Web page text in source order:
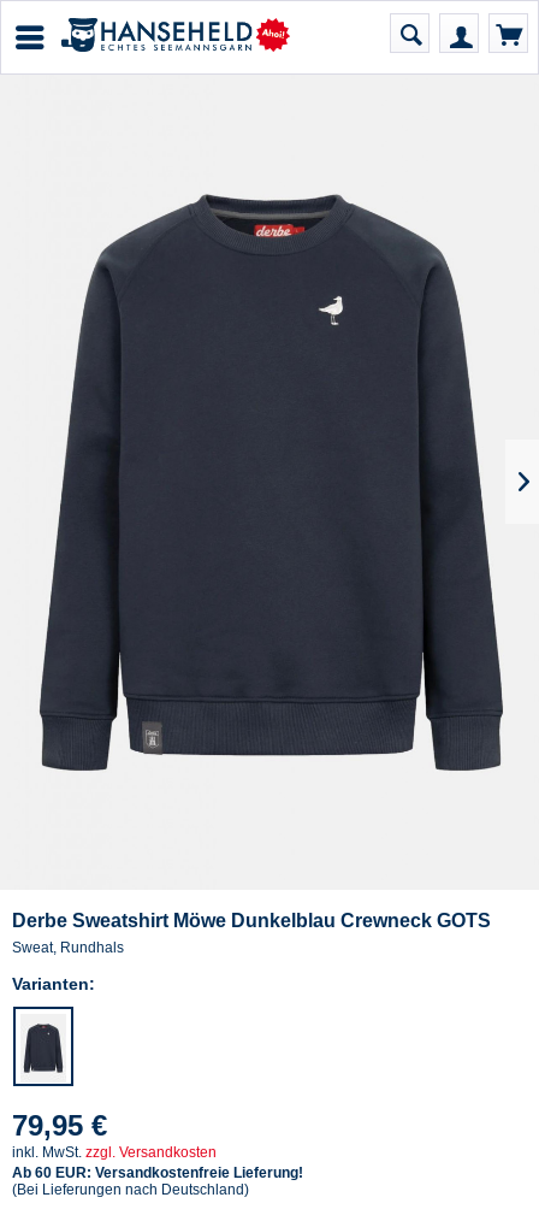
Derbe Sweatshirt Möwe Dunkelblau Crewneck GOTS
Sweat, Rundhals
Varianten:
79,95 €
inkl. MwSt. zzgl. Versandkosten
Ab 60 EUR: Versandkostenfreie Lieferung!
(Bei Lieferungen nach Deutschland)